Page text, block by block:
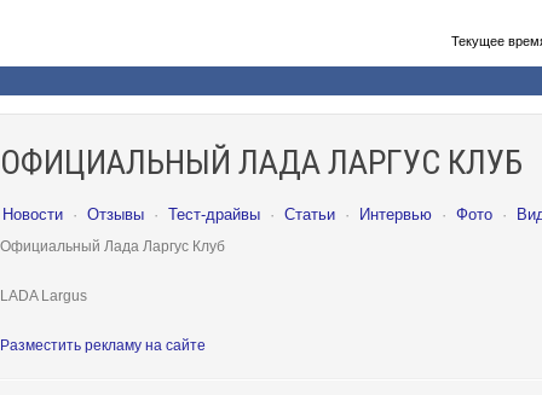
Текущее
ОФИЦИАЛЬНЫЙ ЛАДА ЛАРГУС КЛУБ
Новости · Отзывы · Тест-драйвы · Статьи · Интервью · Фото ·
Официальный Лада Ларгус Клуб
LADA Largus
Разместить рекламу на сайте